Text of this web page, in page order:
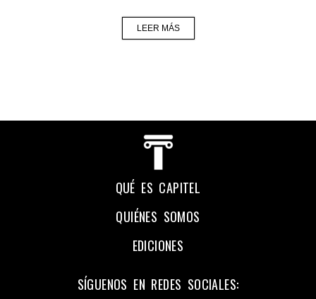
LEER MÁS
QUÉ ES CAPITEL
QUIÉNES SOMOS
EDICIONES
SÍGUENOS EN REDES SOCIALES: